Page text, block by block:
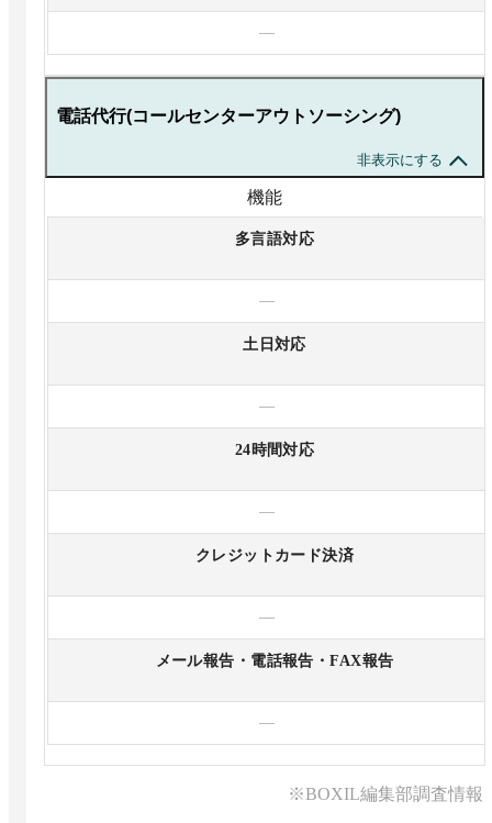
—
電話代行(コールセンターアウトソーシング)
非表示にする
機能
多言語対応
—
土日対応
—
24時間対応
—
クレジットカード決済
—
メール報告・電話報告・FAX報告
—
※BOXIL編集部調査情報